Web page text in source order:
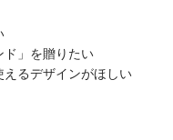
ド」を贈りたい
るデザインがほしい